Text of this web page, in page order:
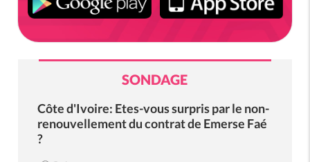
SONDAGE
Côte d'Ivoire: Etes-vous surpris par le non-
renouvellement du contrat de Emerse Faé
?